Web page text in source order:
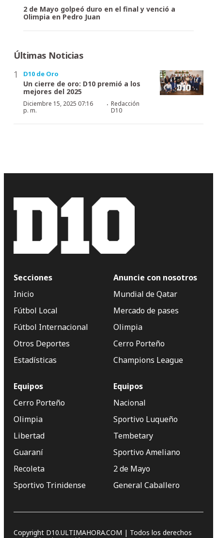
2 de Mayo golpeó duro en el final y venció a
Olimpia en Pedro Juan
Últimas Noticias
D10 de Oro
Un cierre de oro: D10 premió a los
mejores del 2025
Diciembre 15, 2025 07:16
p. m.
· Redacción
D10
Secciones
Inicio
Fútbol Local
Fútbol Internacional
Otros Deportes
Estadísticas
Anuncie con nosotros
Mundial de Qatar
Mercado de pases
Olimpia
Cerro Porteño
Champions League
Equipos
Cerro Porteño
Olimpia
Libertad
Guaraní
Recoleta
Sportivo Trinidense
Equipos
Nacional
Sportivo Luqueño
Tembetary
Sportivo Ameliano
2 de Mayo
General Caballero
Copyright D10.ULTIMAHORA.COM | Todos los derechos